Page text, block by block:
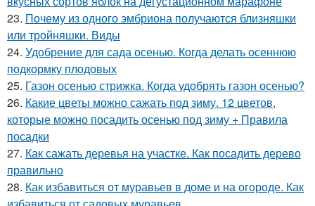
23. Почему из одного эмбриона получаются близняшки
или тройняшки. Виды
24. Удобрение для сада осенью. Когда делать осеннюю
подкормку плодовых
25. Газон осенью стрижка. Когда удобрять газон осенью?
26. Какие цветы можно сажать под зиму. 12 цветов,
которые можно посадить осенью под зиму + Правила
посадки
27. Как сажать деревья на участке. Как посадить дерево
правильно
28. Как избавиться от муравьев в доме и на огороде. Как